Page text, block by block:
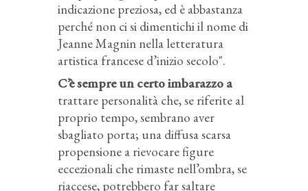
indicazione preziosa, ed è abbastanza
perché non ci si dimentichi il nome di
Jeanne Magnin nella letteratura
artistica francese d’inizio secolo".
C’è sempre un certo imbarazzo a
trattare personalità che, se riferite al
proprio tempo, sembrano aver
sbagliato porta; una diffusa scarsa
propensione a rievocare figure
eccezionali che rimaste nell’ombra, se
riaccese, potrebbero far saltare